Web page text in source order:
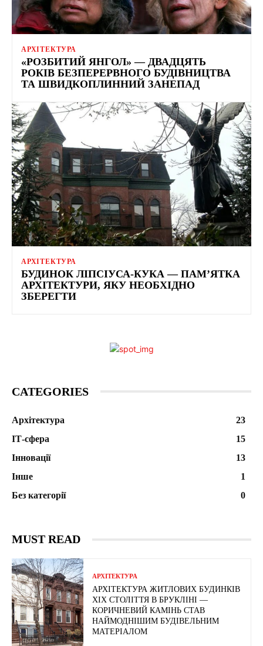
АРХІТЕКТУРА
«РОЗБИТИЙ ЯНГОЛ» — ДВАДЦЯТЬ
РОКІВ БЕЗПЕРЕРВНОГО БУДІВНИЦТВА
ТА ШВИДКОПЛИННИЙ ЗАНЕПАД
АРХІТЕКТУРА
БУДИНОК ЛІПСІУСА-КУКА — ПАМ’ЯТКА
АРХІТЕКТУРИ, ЯКУ НЕОБХІДНО
ЗБЕРЕГТИ
CATEGORIES
Архітектура
23
ІТ-сфера
15
Інновації
13
Інше
1
Без категорії
0
MUST READ
АРХІТЕКТУРА
АРХІТЕКТУРА ЖИТЛОВИХ БУДИНКІВ
ХІХ СТОЛІТТЯ В БРУКЛІНІ —
КОРИЧНЕВИЙ КАМІНЬ СТАВ
НАЙМОДНІШИМ БУДІВЕЛЬНИМ
МАТЕРІАЛОМ